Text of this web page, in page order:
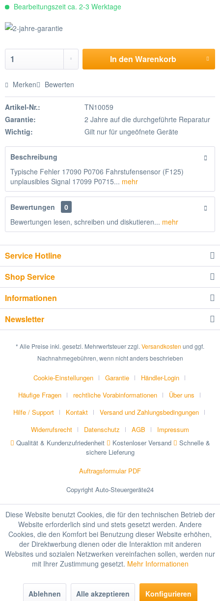
Bearbeitungszeit ca. 2-3 Werktage
In den Warenkorb
Merken Bewerten
Artikel-Nr.:
TN10059
Garantie:
2 Jahre auf die durchgeführte Reparatur
Wichtig:
Gilt nur für ungeöfnete Geräte
Beschreibung
Typische Fehler 17090 P0706 Fahrstufensensor (F125)
unplausibles Signal 17099 P0715... mehr
Bewertungen
0
Bewertungen lesen, schreiben und diskutieren... mehr
Service Hotline
Shop Service
Informationen
Newsletter
* Alle Preise inkl. gesetzl. Mehrwertsteuer zzgl. Versandkosten und ggf.
Nachnahmegebühren, wenn nicht anders beschrieben
Cookie-Einstellungen Garantie
Händler-Login
Häufige Fragen
rechtliche Vorabinformationen
Über uns
Hilfe / Support
Kontakt
Versand und Zahlungsbedingungen
Widerrufsrecht
Datenschutz AGB
Impressum
Qualität & Kundenzufriedenheit
Kostenloser Versand
Schnelle &
sichere Lieferung
Auftragsformular PDF
Copyright Auto-Steuergeräte24
Diese Website benutzt Cookies, die für den technischen Betrieb der
Website erforderlich sind und stets gesetzt werden. Andere
Cookies, die den Komfort bei Benutzung dieser Website erhöhen,
der Direktwerbung dienen oder die Interaktion mit anderen
Websites und sozialen Netzwerken vereinfachen sollen, werden nur
mit Ihrer Zustimmung gesetzt. Mehr Informationen
Ablehnen Alle akzeptieren Konfigurieren